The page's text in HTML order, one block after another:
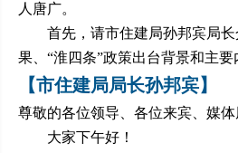
人唐广。
首先，请市住建局孙邦宾局长
果、“淮四条”政策出台背景和主要
【市住建局局长孙邦宾】
尊敬的各位领导、各位来宾、媒体
大家下午好！